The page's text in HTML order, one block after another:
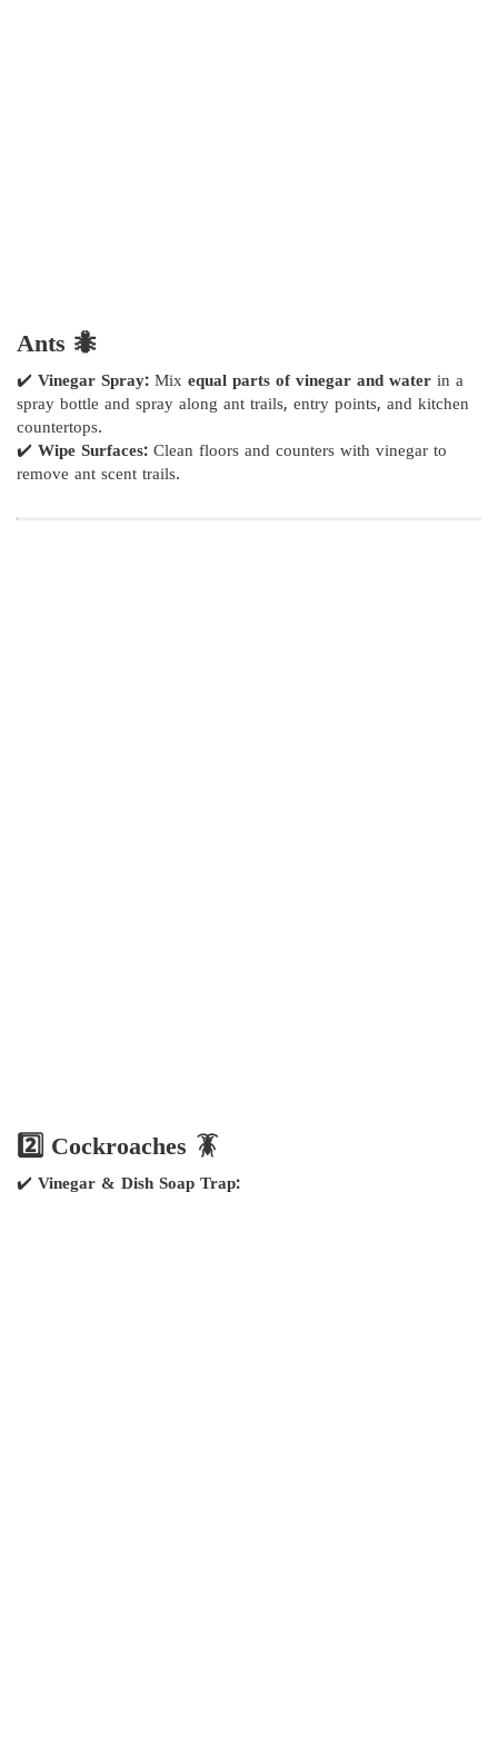
Ants 🐜
✔️ Vinegar Spray: Mix equal parts of vinegar and water in a
spray bottle and spray along ant trails, entry points, and kitchen
countertops.
✔️ Wipe Surfaces: Clean floors and counters with vinegar to
remove ant scent trails.
2️⃣ Cockroaches 🪳
✔️ Vinegar & Dish Soap Trap: